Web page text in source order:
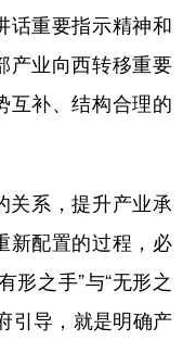
话重要指示精神和
产业向西转移重要
互补、结构合理的
系，提升产业承
新配置的过程，必
形之手”与“无形之
引导，就是明确产